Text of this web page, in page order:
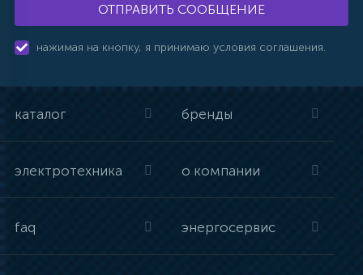
ОТПРАВИТЬ СООБЩЕНИЕ
нажимая на кнопку, я принимаю условия соглашения.
каталог бренды
электротехника о компании
faq энергосервис